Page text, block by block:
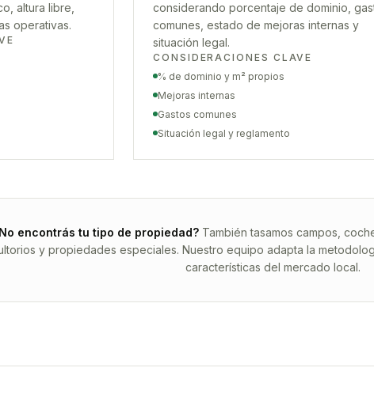
altura libre,
operativas.
considerando porcentaje de dominio,
comunes, estado de mejoras internas y
situación legal.
CONSIDERACIONES CLAVE
% de dominio y m² propios
Mejoras internas
Gastos comunes
Situación legal y reglamento
encontrás tu tipo de propiedad? También tasamos campos,
y propiedades especiales. Nuestro equipo adapta la
características del mercado local.